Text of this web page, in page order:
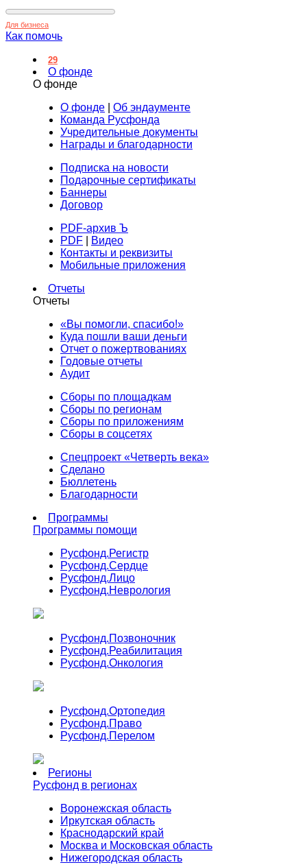
Для бизнеса
Как помочь
29
О фонде
О фонде
О фонде
Об эндаументе
Команда Русфонда
Учредительные документы
Награды и благодарности
Подписка на новости
Подарочные сертификаты
Баннеры
Договор
PDF-архив Ъ
PDF
Видео
Контакты и реквизиты
Мобильные приложения
Отчеты
Отчеты
«Вы помогли, спасибо!»
Куда пошли ваши деньги
Отчет о пожертвованиях
Годовые отчеты
Аудит
Сборы по площадкам
Сборы по регионам
Сборы по приложениям
Сборы в соцсетях
Спецпроект «Четверть века»
Сделано
Бюллетень
Благодарности
Программы
Программы помощи
Русфонд.Регистр
Русфонд.Сердце
Русфонд.Лицо
Русфонд.Неврология
Русфонд.Позвоночник
Русфонд.Реабилитация
Русфонд.Онкология
Русфонд.Ортопедия
Русфонд.Право
Русфонд.Перелом
Регионы
Русфонд в регионах
Воронежская область
Иркутская область
Краснодарский край
Москва и Московская область
Нижегородская область